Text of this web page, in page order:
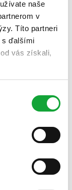
naše
v
Títo partneri
s ďalšími
vás získali,